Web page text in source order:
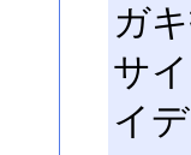
ガ
サ
イ